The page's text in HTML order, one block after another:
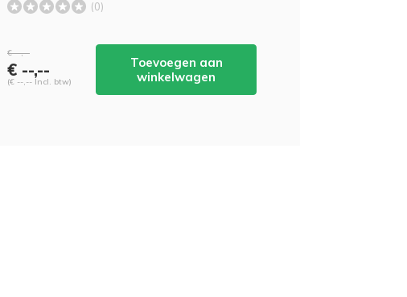
(0)
€ --,--
€ --,--
(€ --,-- Incl. btw)
Toevoegen aan
winkelwagen